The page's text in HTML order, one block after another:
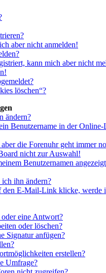
aber nicht anmelden!
kann mich aber nicht
löschen“?
ändern?
Benutzername in der Online-
die Forenuhr geht immer
nicht zur Auswahl!
Benutzernamen
ihn ändern?
den E-Mail-Link klicke, werde
eine Antwort?
oder löschen?
Signatur anfügen?
erstellen?
Umfrage?